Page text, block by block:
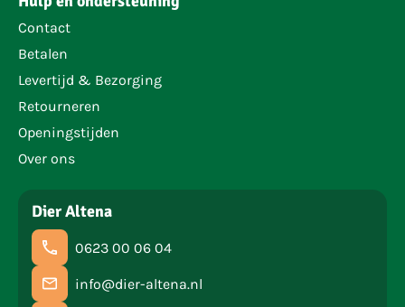
Contact
Betalen
Levertijd & Bezorging
Retourneren
Openingstijden
Over ons
Dier Altena
0623 00 06 04
info@dier-altena.nl